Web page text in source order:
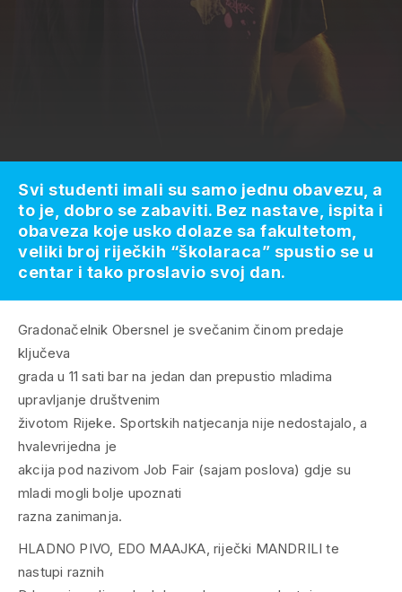
Gradonačelnik Obersnel je svečanim činom predaje
ključeva
grada u 11 sati bar na jedan dan prepustio mladima
upravljanje društvenim
životom Rijeke. Sportskih natjecanja nije nedostajalo, a
hvalevrijedna je
akcija pod nazivom Job Fair (sajam poslova) gdje su
mladi mogli bolje upoznati
razna zanimanja.
HLADNO PIVO, EDO MAAJKA, riječki MANDRILI te
nastupi raznih
Svi studenti imali su samo jednu obavezu, a
to je, dobro se zabaviti. Bez nastave, ispita i
obaveza koje usko dolaze sa fakultetom,
veliki broj riječkih “školaraca” spustio se u
centar i tako proslavio svoj dan.